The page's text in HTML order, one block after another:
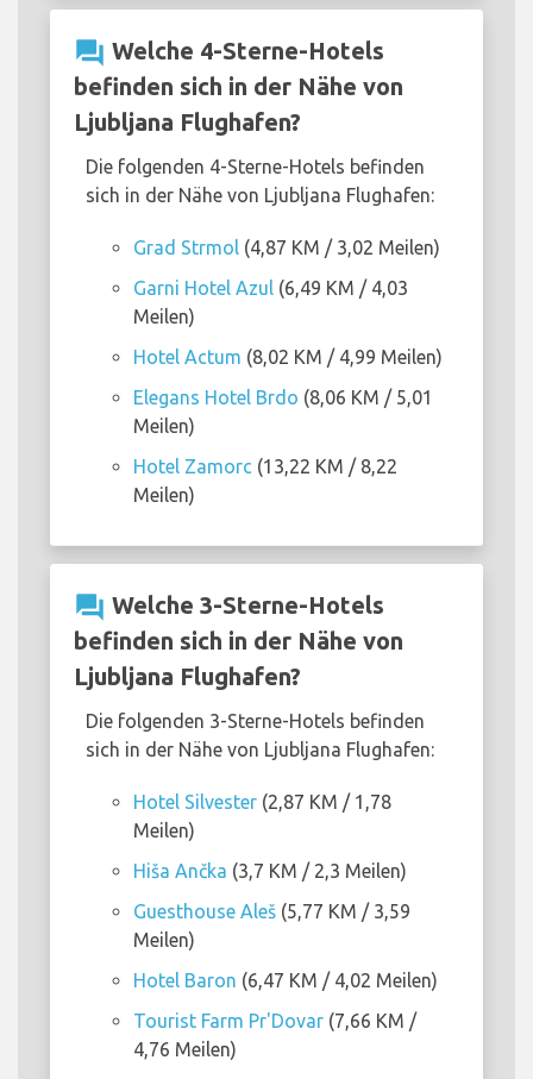
question_answer Welche 4-Sterne-Hotels
befinden sich in der Nähe von
Ljubljana Flughafen?
Die folgenden 4-Sterne-Hotels befinden
sich in der Nähe von Ljubljana Flughafen:
Grad Strmol (4,87 KM / 3,02 Meilen)
Garni Hotel Azul (6,49 KM / 4,03
Meilen)
Hotel Actum (8,02 KM / 4,99 Meilen)
Elegans Hotel Brdo (8,06 KM / 5,01
Meilen)
Hotel Zamorc (13,22 KM / 8,22
Meilen)
question_answer Welche 3-Sterne-Hotels
befinden sich in der Nähe von
Ljubljana Flughafen?
Die folgenden 3-Sterne-Hotels befinden
sich in der Nähe von Ljubljana Flughafen:
Hotel Silvester (2,87 KM / 1,78
Meilen)
Hiša Ančka (3,7 KM / 2,3 Meilen)
Guesthouse Aleš (5,77 KM / 3,59
Meilen)
Hotel Baron (6,47 KM / 4,02 Meilen)
Tourist Farm Pr'Dovar (7,66 KM /
4,76 Meilen)